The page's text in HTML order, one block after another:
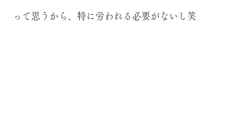
って思うから、特に労われる必要がないし笑